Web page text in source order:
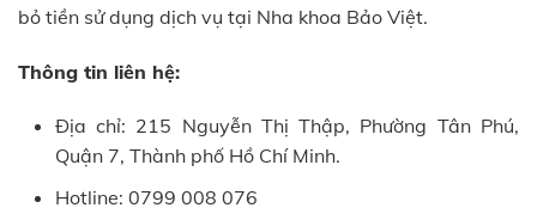
bỏ tiền sử dụng dịch vụ tại Nha khoa Bảo Việt.
Thông tin liên hệ:
Địa chỉ: 215 Nguyễn Thị Thập, Phường Tân Phú,
Quận 7, Thành phố Hồ Chí Minh.
Hotline: 0799 008 076